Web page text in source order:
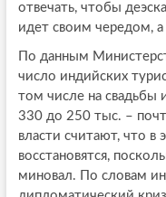
отвечать, чтобы
идет своим чередом,
По данным
число индийских
том числе на свадьбы
330 до 250 тыс. –
власти считают, что в
восстановятся,
миновал. По словам